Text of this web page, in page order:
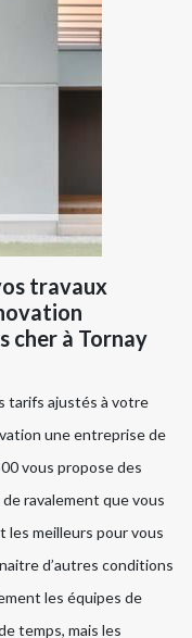
travaux
cher à Tornay
tarifs ajustés à votre
une entreprise de
vous propose des
ravalement que vous
les meilleurs pour vous
d’autres conditions
les équipes de
temps, mais les